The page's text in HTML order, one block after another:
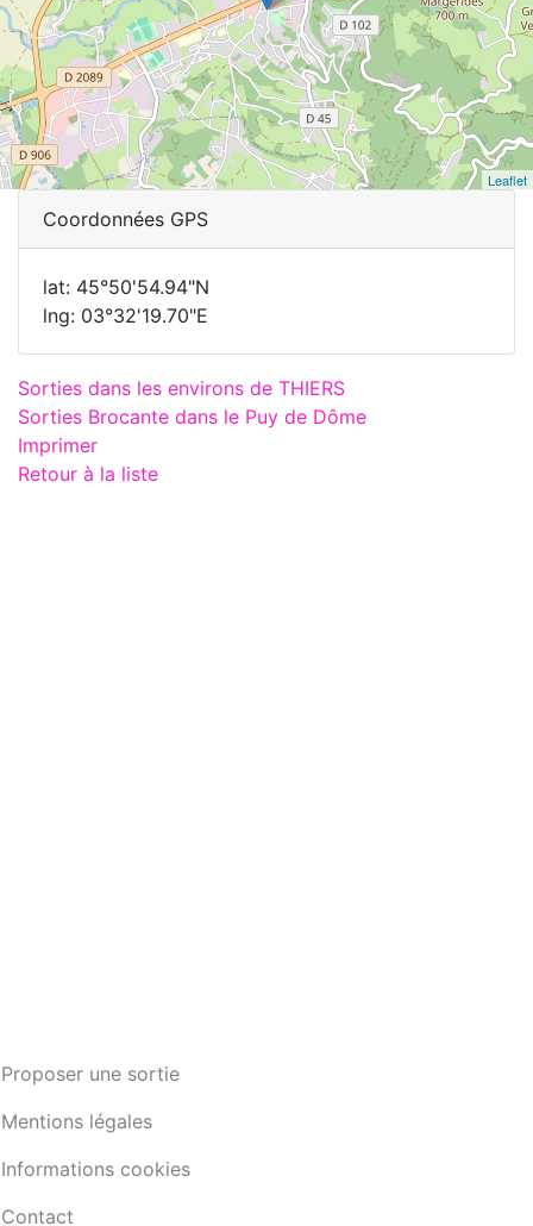
Leaflet
Coordonnées GPS
lat: 45°50'54.94"N
lng: 03°32'19.70"E
Sorties dans les environs de THIERS
Sorties Brocante dans le Puy de Dôme
Imprimer
Retour à la liste
Proposer une sortie
Mentions légales
Informations cookies
Contact